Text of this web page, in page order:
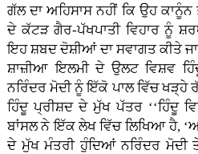
ਗੱਲ ਦਾ ਅਹਿਸਾਸ ਨਹੀਂ ਕਿ ਉਹ ਕਾਨੂੰਨ
ਦੇ ਕੱਟੜ ਗੈਰ-ਪੱਖਪਾਤੀ ਵਿਹਾਰ ਨੂੰ
ਇਹ ਸ਼ਬਦ ਦੋਸ਼ੀਆਂ ਦਾ ਸਵਾਗਤ ਕੀਤੇ
ਸ਼ਾਜ਼ੀਆ ਇਲਮੀ ਦੇ ਉਲਟ ਵਿਸ਼ਵ
ਨਰਿੰਦਰ ਮੋਦੀ ਨੂੰ ਇੱਕੋ ਪਾਲ ਵਿੱਚ ਖੜ੍ਹੇ
ਹਿੰਦੂ ਪ੍ਰੀਸ਼ਦ ਦੇ ਮੁੱਖ ਪੱਤਰ ‘‘ਹਿੰਦੂ
ਬਾਂਸਲ ਨੇ ਇੱਕ ਲੇਖ ਵਿੱਚ ਲਿਖਿਆ ਹੈ,
ਦੇ ਮੁੱਖ ਮੰਤਰੀ ਹੁੰਦਿਆਂ ਨਰਿੰਦਰ ਮੋਦੀ